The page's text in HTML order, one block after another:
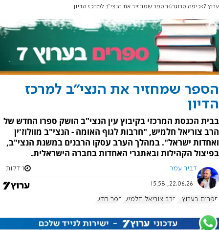
ערוץ 7 כיפה סרוגה הספר שמחזיר את הנצי"ב למרכז הדיון
הספר שמחזיר את הנצי"ב למרכז
הדיון
בבית הכנסת המרכזי בקיבוץ עין הנצי"ב הושק ספרו החדש של
הרב צוריאל חלמיש, "חרבות לגוף האומה - הנצי"ב מוולוז'ין
ואחדות ישראל". במהלך הערב עסקו הרבנים במשנת הנצי"ב,
בפיצול הקהילות ובאתגרי האחדות בחברה הישראלית.
דביר עמר 1 דקות
22.06.26, 15:58
ספרים בערוץ 7 הרב צוריאל חלמיש ספר חדש